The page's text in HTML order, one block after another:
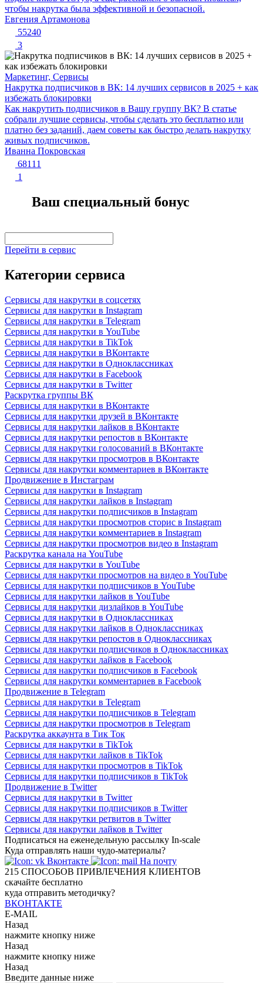
чтобы накрутка была эффективной и безопасной.
Евгения Артамонова
55240
3
Маркетинг, Сервисы
Накрутка подписчиков в ВК: 14 лучших сервисов в 2025 + как
избежать блокировки
Как накрутить подписчиков в Вашу группу ВК? В статье
собрали лучшие сервисы, чтобы сделать это бесплатно или
платно без заданий, даем советы как быстро делать накрутку
живых подписчиков.
Иванна Покровская
68111
1
Ваш специальный бонус
Перейти в сервис
Категории сервиса
Сервисы для накрутки в соцсетях
Сервисы для накрутки в Instagram
Сервисы для накрутки в Telegram
Сервисы для накрутки в YouTube
Сервисы для накрутки в TikTok
Сервисы для накрутки в ВКонтакте
Сервисы для накрутки в Одноклассниках
Сервисы для накрутки в Facebook
Сервисы для накрутки в Twitter
Раскрутка группы ВК
Сервисы для накрутки в ВКонтакте
Сервисы для накрутки друзей в ВКонтакте
Сервисы для накрутки лайков в ВКонтакте
Сервисы для накрутки репостов в ВКонтакте
Сервисы для накрутки голосований в ВКонтакте
Сервисы для накрутки просмотров в ВКонтакте
Сервисы для накрутки комментариев в ВКонтакте
Продвижение в Инстаграм
Сервисы для накрутки в Instagram
Сервисы для накрутки лайков в Instagram
Сервисы для накрутки подписчиков в Instagram
Сервисы для накрутки просмотров сторис в Instagram
Сервисы для накрутки комментариев в Instagram
Сервисы для накрутки просмотров видео в Instagram
Раскрутка канала на YouTube
Сервисы для накрутки в YouTube
Сервисы для накрутки просмотров на видео в YouTube
Сервисы для накрутки подписчиков в YouTube
Сервисы для накрутки лайков в YouTube
Сервисы для накрутки дизлайков в YouTube
Сервисы для накрутки в Одноклассниках
Сервисы для накрутки лайков в Одноклассниках
Сервисы для накрутки репостов в Одноклассниках
Сервисы для накрутки подписчиков в Одноклассниках
Сервисы для накрутки лайков в Facebook
Сервисы для накрутки подписчиков в Facebook
Сервисы для накрутки комментариев в Facebook
Продвижение в Telegram
Сервисы для накрутки в Telegram
Сервисы для накрутки подписчиков в Telegram
Сервисы для накрутки просмотров в Telegram
Раскрутка аккаунта в Тик Ток
Сервисы для накрутки в TikTok
Сервисы для накрутки лайков в TikTok
Сервисы для накрутки просмотров в TikTok
Сервисы для накрутки подписчиков в TikTok
Продвижение в Twitter
Сервисы для накрутки в Twitter
Сервисы для накрутки подписчиков в Twitter
Сервисы для накрутки ретвитов в Twitter
Сервисы для накрутки лайков в Twitter
Подписаться на еженедельную рассылку In-scale
Куда отправлять наши чудо-материалы?
Вконтакте
На почту
215 СПОСОБОВ ПРИВЛЕЧЕНИЯ КЛИЕНТОВ
скачайте бесплатно
куда отправить методичку?
ВКОНТАКТЕ
E-MAIL
Назад
нажмите кнопку ниже
Назад
нажмите кнопку ниже
Назад
Введите данные ниже